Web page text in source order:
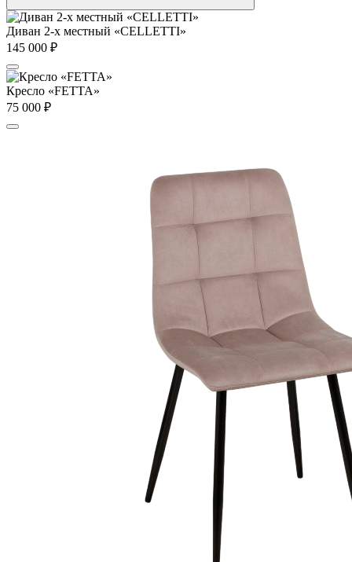
Диван 2-х местный «CELLETTI»
145 000 ₽
Кресло «FETTA»
75 000 ₽